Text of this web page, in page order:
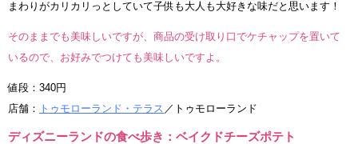
まわりがカリカリっとしていて子供も大人も大好きな味だと思います！
そのままでも美味しいですが、商品の受け取り口でケチャップを置いて
いるので、お好みでつけても美味しいですよ。
値段：340円
店舗： トゥモローランド・テラス ／トゥモローランド
ディズニーランドの食べ歩き：ベイクドチーズポテト